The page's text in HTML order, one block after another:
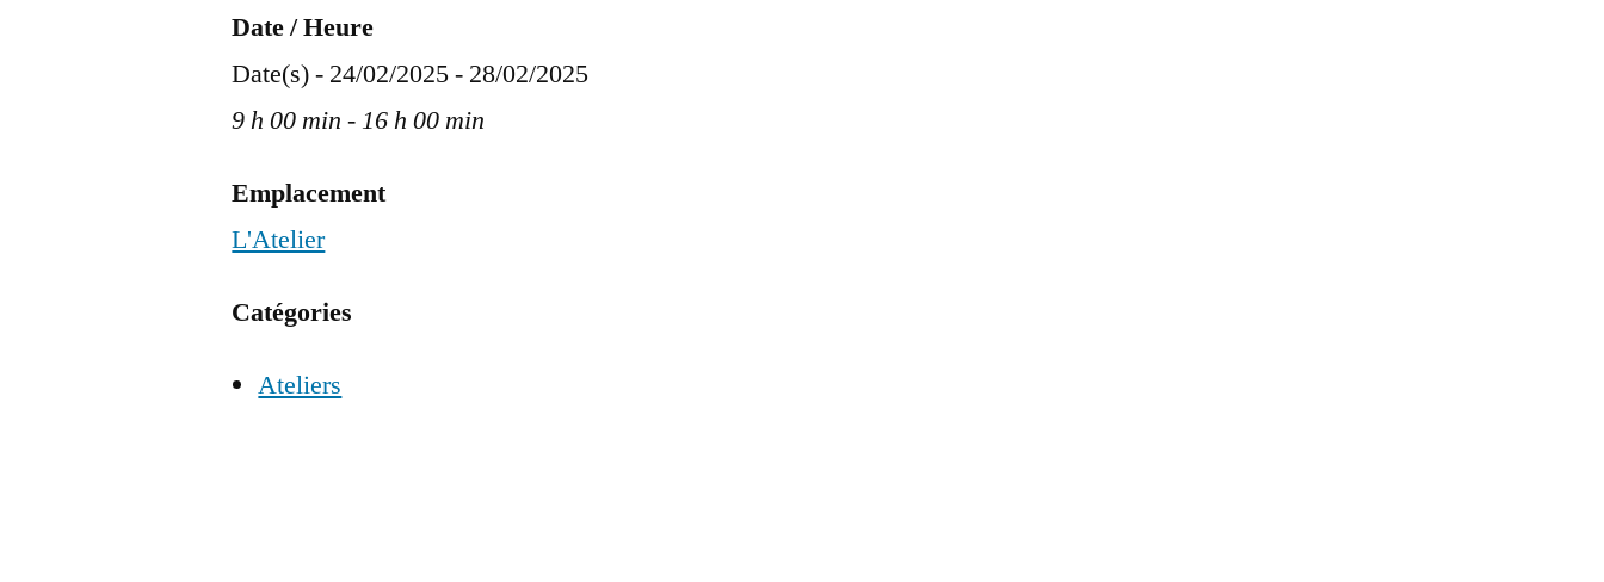
Date / Heure
Date(s) - 24/02/2025 - 28/02/2025
9 h 00 min - 16 h 00 min
Emplacement
L'Atelier
Catégories
Ateliers